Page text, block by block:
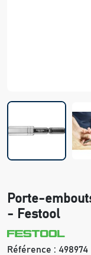
Porte-
- Festool
Référence : 498974